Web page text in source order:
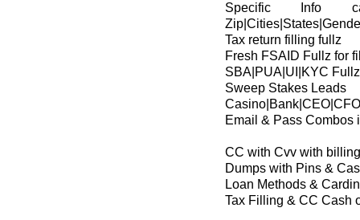
Specific Info
Tax return filling fullz
Fresh FSAID Fullz for
SBA|PUA|UI|KYC
Sweep Stakes Leads
Email & Pass Combos
CC with Cvv with
Dumps with Pins &
Loan Methods &
Tax Filling & CC Cash